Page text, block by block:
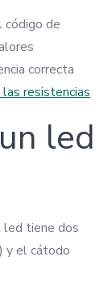
código de
correcta
resistencias
led
led tiene dos
y el cátodo